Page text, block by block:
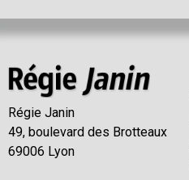
Régie Janin
49, boulevard des Brotteaux
69006 Lyon